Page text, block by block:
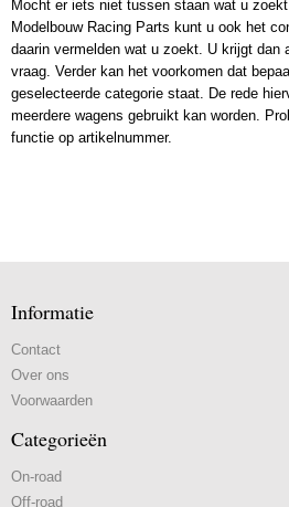
Mocht er iets niet tussen staan wat u
Modelbouw Racing Parts kunt u ook het
daarin vermelden wat u zoekt. U krijgt dan
vraag. Verder kan het voorkomen dat
geselecteerde categorie staat. De rede
meerdere wagens gebruikt kan worden.
functie op artikelnummer.
Informatie
Contact
Over ons
Voorwaarden
Categorieën
On-road
Off-road